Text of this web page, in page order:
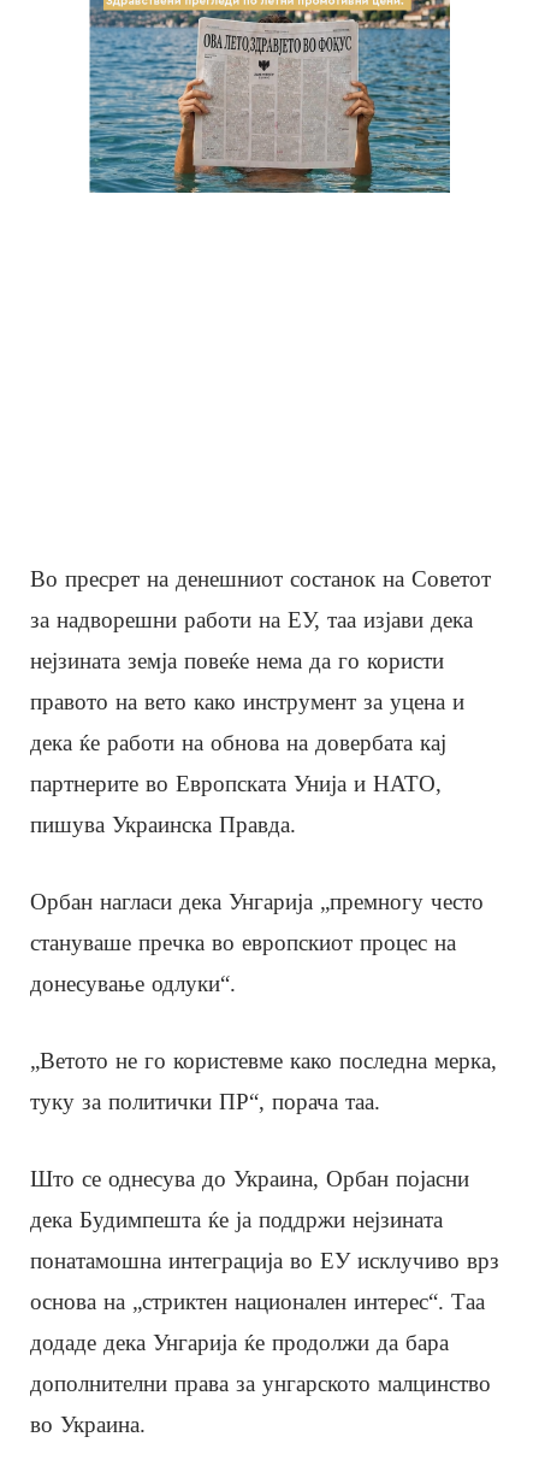
Во пресрет на денешниот состанок на Советот
за надворешни работи на ЕУ, таа изјави дека
нејзината земја повеќе нема да го користи
правото на вето како инструмент за уцена и
дека ќе работи на обнова на довербата кај
партнерите во Европската Унија и НАТО,
пишува Украинска Правда.
Орбан нагласи дека Унгарија „премногу често
стануваше пречка во европскиот процес на
донесување одлуки“.
„Ветото не го користевме како последна мерка,
туку за политички ПР“, порача таа.
Што се однесува до Украина, Орбан појасни
дека Будимпешта ќе ја поддржи нејзината
понатамошна интеграција во ЕУ исклучиво врз
основа на „стриктен национален интерес“. Таа
додаде дека Унгарија ќе продолжи да бара
дополнителни права за унгарското малцинство
во Украина.